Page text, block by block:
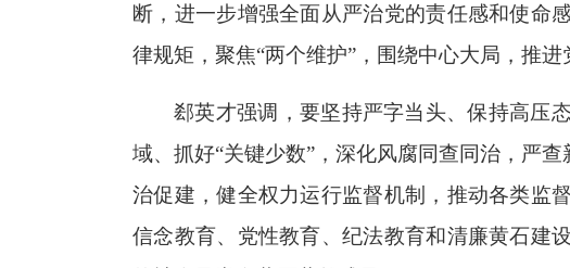
断，进一步增强全面从严治党的责任感和使命
律规矩，聚焦“两个维护”，围绕中心大局，推
郄英才强调，要坚持严字当头、保持高压
域、抓好“关键少数”，深化风腐同查同治，严
治促建，健全权力运行监督机制，推动各类监
信念教育、党性教育、纪法教育和清廉黄石建